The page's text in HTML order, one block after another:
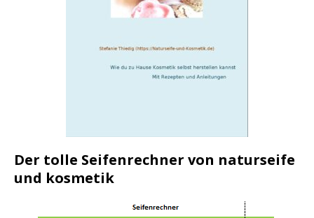
Der tolle Seifenrechner von naturseife
und kosmetik